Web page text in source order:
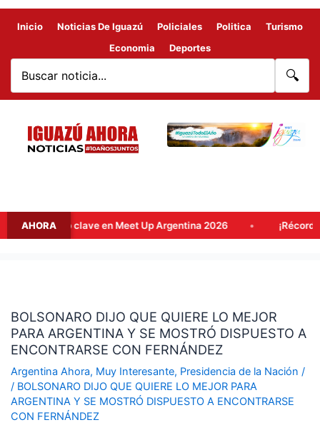
Inicio Noticias De Iguazú Policiales Politica
Turismo
Economia
Deportes
🔍
AHORA
destino clave en Meet Up Argentina 2026 ¡Récord
BOLSONARO DIJO QUE QUIERE LO MEJOR
PARA ARGENTINA Y SE MOSTRÓ DISPUESTO A
ENCONTRARSE CON FERNÁNDEZ
Argentina Ahora, Muy Interesante, Presidencia de la Nación /
/ BOLSONARO DIJO QUE QUIERE LO MEJOR PARA
ARGENTINA Y SE MOSTRÓ DISPUESTO A ENCONTRARSE
CON FERNÁNDEZ
QUE
QUIERE
LO
MEJOR
PARA
ARGENTINA
Y